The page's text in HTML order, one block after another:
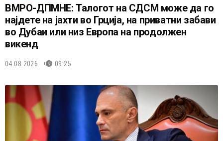
ВМРО-ДПМНЕ: Талогот на СДСМ може да го
најдете на јахти во Грција, на приватни забави
во Дубаи или низ Европа на продолжен
викенд
04.08.2026. 09:25